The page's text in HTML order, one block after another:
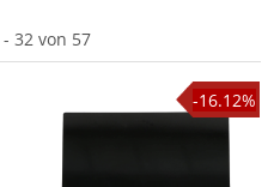
32 von 57
-16.12%